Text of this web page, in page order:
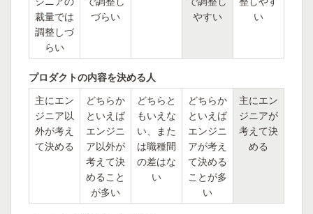
裁量では
調整しづ
らい
づらい
やすい
い
プロダクトの内容を決める人
主にエン
ジニア以
外が考え
て決める
どちらか
といえば
エンジニ
ア以外が
考えて決
めること
が多い
どちらと
もいえな
い、また
は職種間
の差はな
い
どちらか
といえば
エンジニ
アが考え
て決める
ことが多
い
主にエン
ジニアが
考えて決
める